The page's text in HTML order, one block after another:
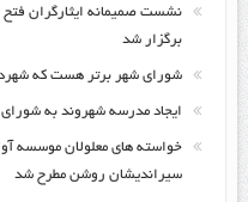
نشست صمیمانه ایثارگران
برگزار شد
شورای شهر برتر هست که
ایجاد مدرسه شهروند به
خواسته های معلولان موسسه
سیراندیشان روشن مطرح شد